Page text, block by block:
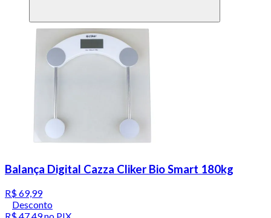
Balança Digital Cazza Cliker Bio Smart 180kg
R$ 69,99
Desconto
R$ 47,49no PIX